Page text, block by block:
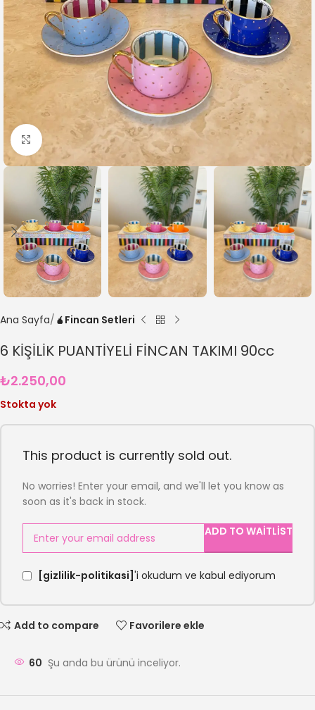
Büyütmek için tıklayın
Ana Sayfa 🧉Fincan Setleri
6 KİŞİLİK PUANTİYELİ FİNCAN TAKIMI 90cc
₺2.250,00
Stokta yok
This product is currently sold out.
No worries! Enter your email, and we'll let you know as
soon as it's back in stock.
ADD TO WAITLIST
[gizlilik-politikasi] 'i okudum ve kabul ediyorum
Add to compare Favorilere ekle
60 Şu anda bu ürünü inceliyor.